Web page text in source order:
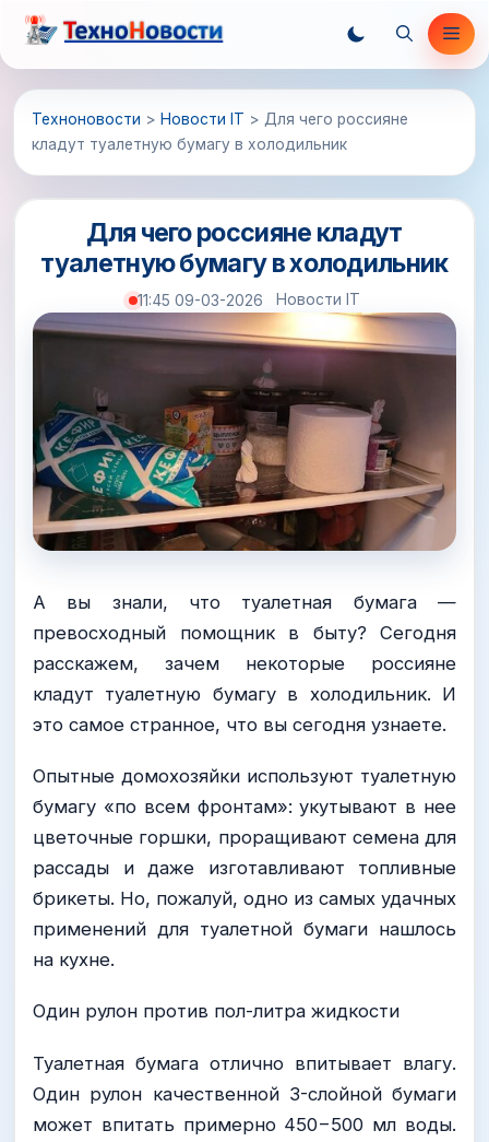
Перейти
содержимому
Техноновости > Новости IT > Для чего россияне
кладут туалетную бумагу в холодильник
Для чего россияне кладут
туалетную бумагу в холодильник
11:45 09-03-2026 Новости IT
А вы знали, что туалетная бумага —
превосходный помощник в быту? Сегодня
расскажем, зачем некоторые россияне
кладут туалетную бумагу в холодильник. И
это самое странное, что вы сегодня узнаете.
Опытные домохозяйки используют туалетную
бумагу «по всем фронтам»: укутывают в нее
цветочные горшки, проращивают семена для
рассады и даже изготавливают топливные
брикеты. Но, пожалуй, одно из самых удачных
применений для туалетной бумаги нашлось
на кухне.
Один рулон против пол-литра жидкости
Туалетная бумага отлично впитывает влагу.
Один рулон качественной 3-слойной бумаги
может впитать примерно 450−500 мл воды.